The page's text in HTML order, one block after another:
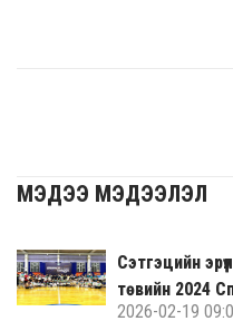
МЭДЭЭ МЭДЭЭЛЭЛ
Сэтгэцийн
төвийн 2024
2026-02-19